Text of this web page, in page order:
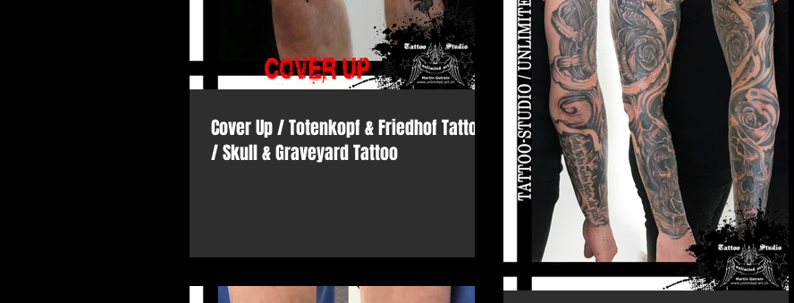
Cover Up / Totenkopf & Friedhof Tattoo
/ Skull & Graveyard Tattoo